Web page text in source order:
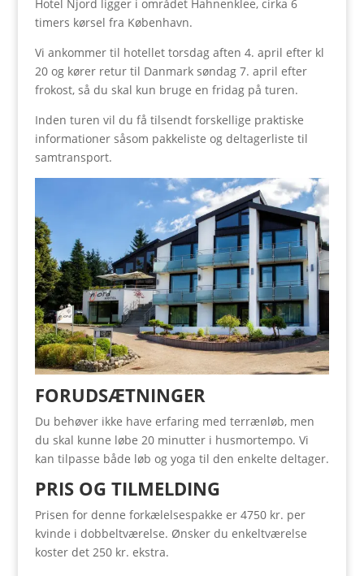
Hotel Njord ligger i området Hahnenklee, cirka 6
timers kørsel fra København.
Vi ankommer til hotellet torsdag aften 4. april efter kl
20 og kører retur til Danmark søndag 7. april efter
frokost, så du skal kun bruge en fridag på turen.
Inden turen vil du få tilsendt forskellige praktiske
informationer såsom pakkeliste og deltagerliste til
samtransport.
FORUDSÆTNINGER
Du behøver ikke have erfaring med terrænløb, men
du skal kunne løbe 20 minutter i husmortempo. Vi
kan tilpasse både løb og yoga til den enkelte deltager.
PRIS OG TILMELDING
Prisen for denne forkælelsespakke er 4750 kr. per
kvinde i dobbeltværelse. Ønsker du enkeltværelse
koster det 250 kr. ekstra.